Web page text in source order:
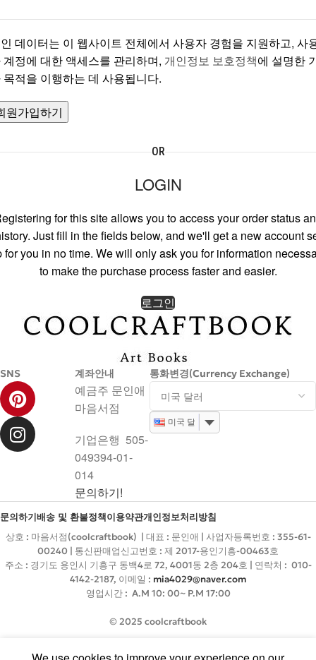
데이터는 이 웹사이트 전체에서 사용자 경험을 지원하고, 사
계정에 대한 액세스를 관리하며, 개인정보 보호정책에 설명한
목적을 이행하는 데 사용됩니다.
원가입하기
OR
LOGIN
for this site allows you to access your order status
Just fill in the fields below, and we'll get a new account
for you in no time. We will only ask you for information
to make the purchase process faster and easier.
로그인
SNS 계좌안내
예금주 문인애
마음서점
기업은행 505-
049394-01-
014
문의하기!
통화변경(Currency Exchange)
미국 달러
문의하기배송 및 환불정책이용약관개인정보처리방침
상호 : 마음서점(coolcraftbook) | 대표 : 문인애 | 사업자등록번호 : 355-61-
00240 | 통신판매업신고번호 : 제 2017-용인기흥-00463호
주소 : 경기도 용인시 기흥구 동백4로 72, 4001동 2층 204호 | 연락처 : 010-
4142-2187, 이메일 : mia4029@naver.com
영업시간 : A.M 10: 00~ P.M 17:00
© 2025 coolcraftbook